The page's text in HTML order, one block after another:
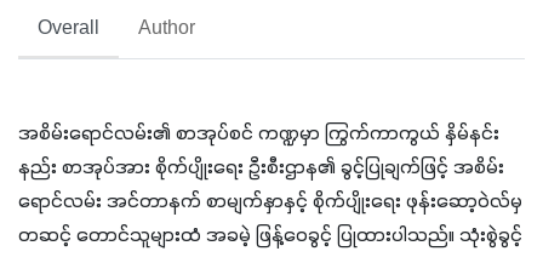
Overall Author
အစိမ်းရောင်လမ်း၏ စာအုပ်စင် ကဏ္ဍမှာ ကြွက်ကာကွယ် နှိမ်နင်း
နည်း စာအုပ်အား စိုက်ပျိုးရေး ဦးစီးဌာန၏ ခွင့်ပြုချက်ဖြင့် အစိမ်း
ရောင်လမ်း အင်တာနက် စာမျက်နှာနှင့် စိုက်ပျိုးရေး ဖုန်းဆော့ဝဲလ်မှ
တဆင့် တောင်သူများထံ အခမဲ့ ဖြန့်ဝေခွင့် ပြုထားပါသည်။ သုံးစွဲခွင့်